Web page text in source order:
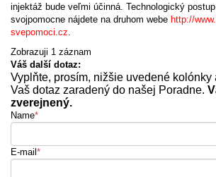
injektáž bude veľmi účinná. Technologický
svojpomocne nájdete na druhom webe http://
svepomoci.cz.
Zobrazuji 1 záznam
Váš další dotaz:
Vyplňte, prosím, nižšie uvedené kolónky
Vaš dotaz zaradený do našej Poradne.
zverejnený.
Name*
E-mail *